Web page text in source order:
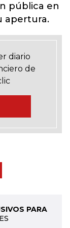
pública en
apertura.
diario
de
PARA